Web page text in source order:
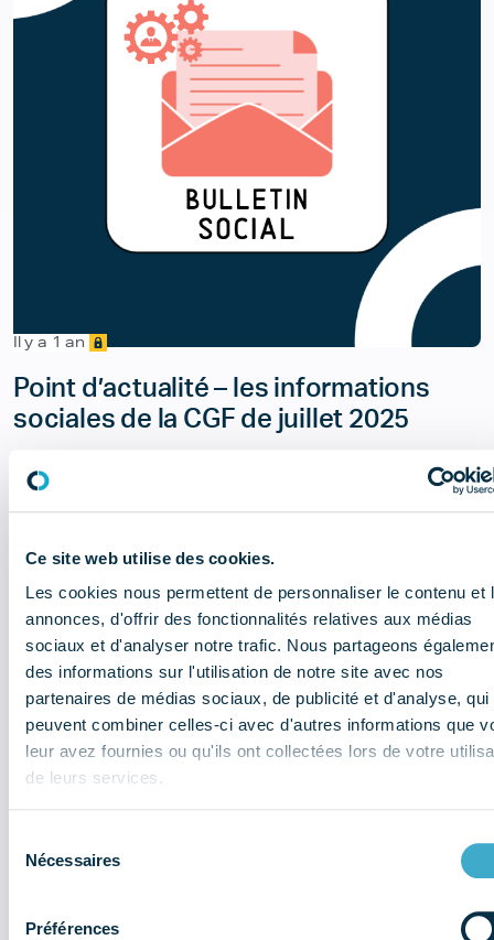
Ce site web utilise des cookies.
Les cookies nous permettent de personnaliser le contenu et
annonces, d'offrir des fonctionnalités relatives aux médias
sociaux et d'analyser notre trafic. Nous partageons
des informations sur l'utilisation de notre site avec nos
partenaires de médias sociaux, de publicité et d'analyse, qui
peuvent combiner celles-ci avec d'autres informations que
leur avez fournies ou qu'ils ont collectées lors de votre
de leurs services.
Nécessaires
Préférences
Il y a 1 an
Point d’actualité – les informations
sociales de la CGF de juillet 2025